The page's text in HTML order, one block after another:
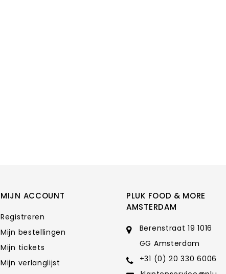
MIJN ACCOUNT
Registreren
Mijn bestellingen
Mijn tickets
Mijn verlanglijst
PLUK FOOD & MORE
AMSTERDAM
Berenstraat 19 1016
GG Amsterdam
+31 (0) 20 330 6006